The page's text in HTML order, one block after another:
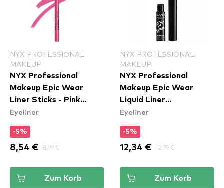
NYX PROFESSIONAL
MAKEUP
NYX Professional
Makeup Epic Wear
Liner Sticks - Pink
Spirit
Eyeliner
-5%
8,54 € 8,99 €
Zum Korb
NYX PROFESSIONAL
MAKEUP
NYX Professional
Makeup Epic Wear
Liquid Liner
Waterproof - Yellow
Eyeliner
-5%
12,34 € 12,99 €
Zum Korb